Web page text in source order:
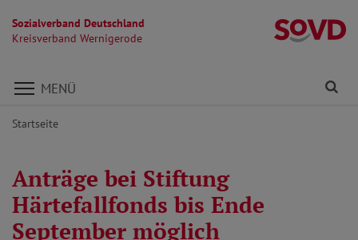
Sozialverband Deutschland
Kreisverband Wernigerode
Direkt zu den Inhalten springen
MENÜ
Startseite
Anträge bei Stiftung
Härtefallfonds bis Ende
September möglich